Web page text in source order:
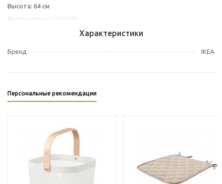
Высота: 64 см
Характеристики
Бренд IKEA
Персональные рекомендации